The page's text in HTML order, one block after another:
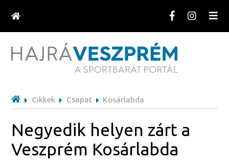
Cikkek Csapat Kosárlabda
Negyedik helyen zárt a
Veszprém Kosárlabda